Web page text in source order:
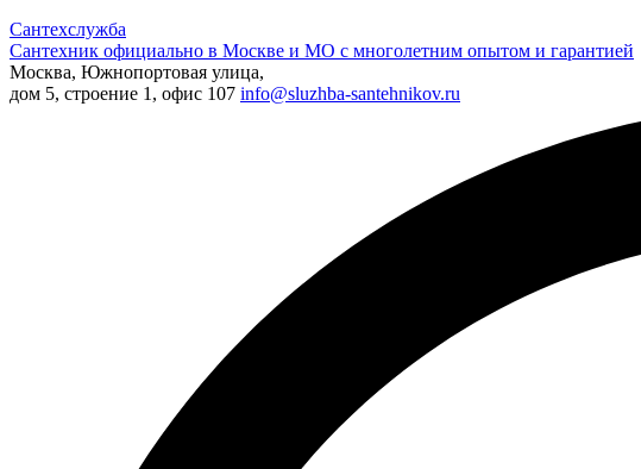
Сантехслужба
Сантехник официально в Москве и МО с многолетним опытом и гарантией
Москва, Южнопортовая улица,
дом 5, строение 1, офис 107 info@sluzhba-santehnikov.ru